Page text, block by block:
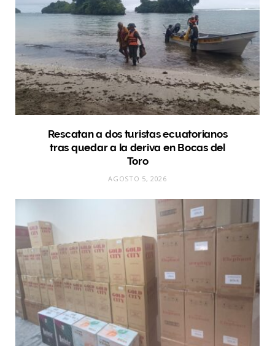
Rescatan a dos turistas ecuatorianos
tras quedar a la deriva en Bocas del
Toro
AGOSTO 5, 2026